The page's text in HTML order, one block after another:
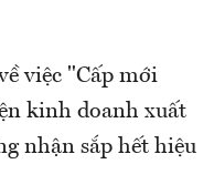
việc "Cấp mới
kinh doanh xuất
nhận sắp hết hiệu